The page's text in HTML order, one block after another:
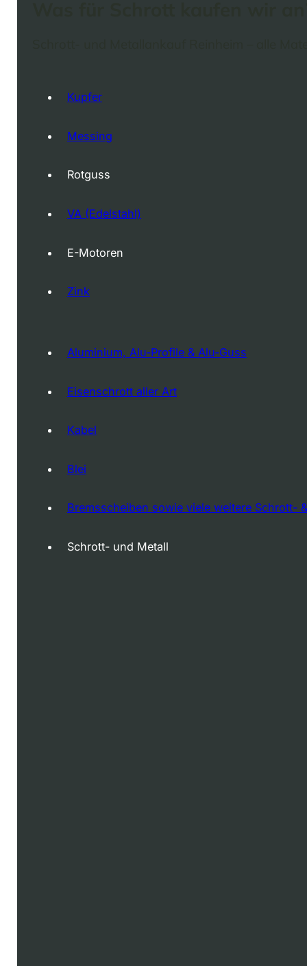
Kupfer
Messing
Rotguss
VA (Edelstahl)
E-Motoren
Zink
Aluminium, Alu-Profile & Alu-Guss
Eisenschrott aller Art
Kabel
Blei
Bremsscheiben sowie viele weitere Schrott-
Schrott- und Metall